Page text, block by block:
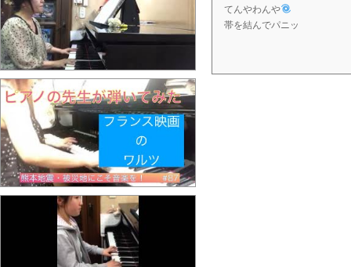
てんやわんや
帯を結んでパニッ